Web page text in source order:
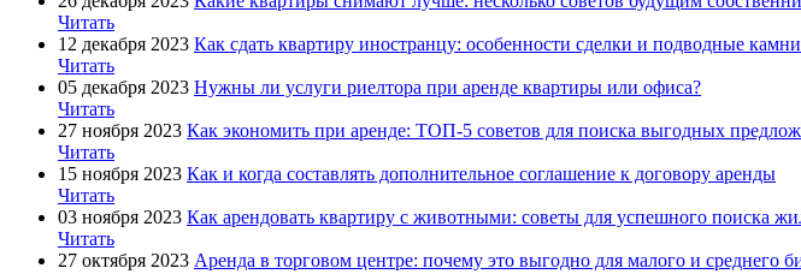
Читать
12 декабря 2023 Как сдать квартиру иностранцу: особенности сделки и подводные камни
Читать
05 декабря 2023 Нужны ли услуги риелтора при аренде квартиры или офиса?
Читать
27 ноября 2023 Как экономить при аренде: ТОП-5 советов для поиска выгодных
Читать
15 ноября 2023 Как и когда составлять дополнительное соглашение к договору аренды
Читать
03 ноября 2023 Как арендовать квартиру с животными: советы для успешного поиска
Читать
27 октября 2023 Аренда в торговом центре: почему это выгодно для малого и среднего